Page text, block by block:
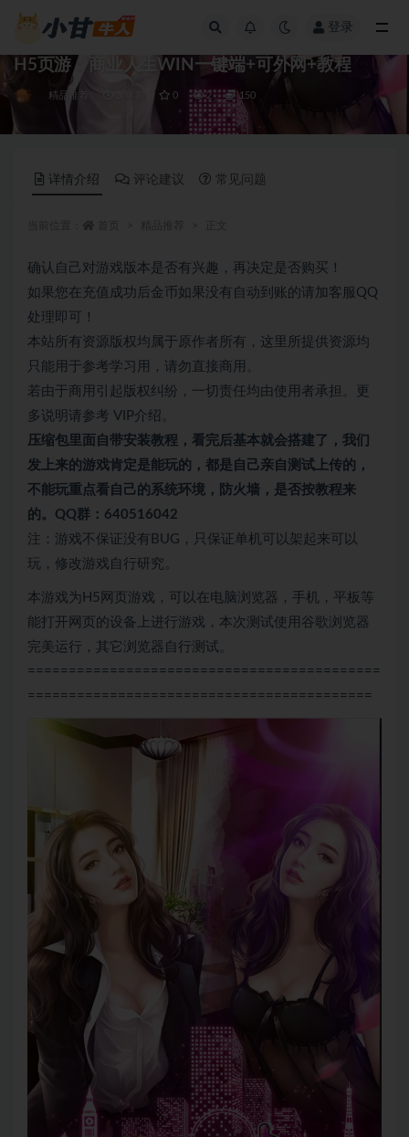
登录
H5页游：商业人生WIN一键端+可外网+教程
精品推荐 0 2 150
详情介绍 评论建议 常见问题
确认自己对游戏版本是否有兴趣，再决定是否购买！
如果您在充值成功后金币如果没有自动到账的请加客服QQ
处理即可！
本站所有资源版权均属于原作者所有，这里所提供资源均
只能用于参考学习用，请勿直接商用。
若由于商用引起版权纠纷，一切责任均由使用者承担。更
多说明请参考 VIP介绍。
压缩包里面自带安装教程，看完后基本就会搭建了，我们
发上来的游戏肯定是能玩的，都是自己亲自测试上传的，
不能玩重点看自己的系统环境，防火墙，是否按教程来
的。QQ群：640516042
注：游戏不保证没有BUG，只保证单机可以架起来可以
玩，修改游戏自行研究。
本游戏为H5网页游戏，可以在电脑浏览器，手机，平板等
能打开网页的设备上进行游戏，本次测试使用谷歌浏览器
完美运行，其它浏览器自行测试。
===========================================
==========================================